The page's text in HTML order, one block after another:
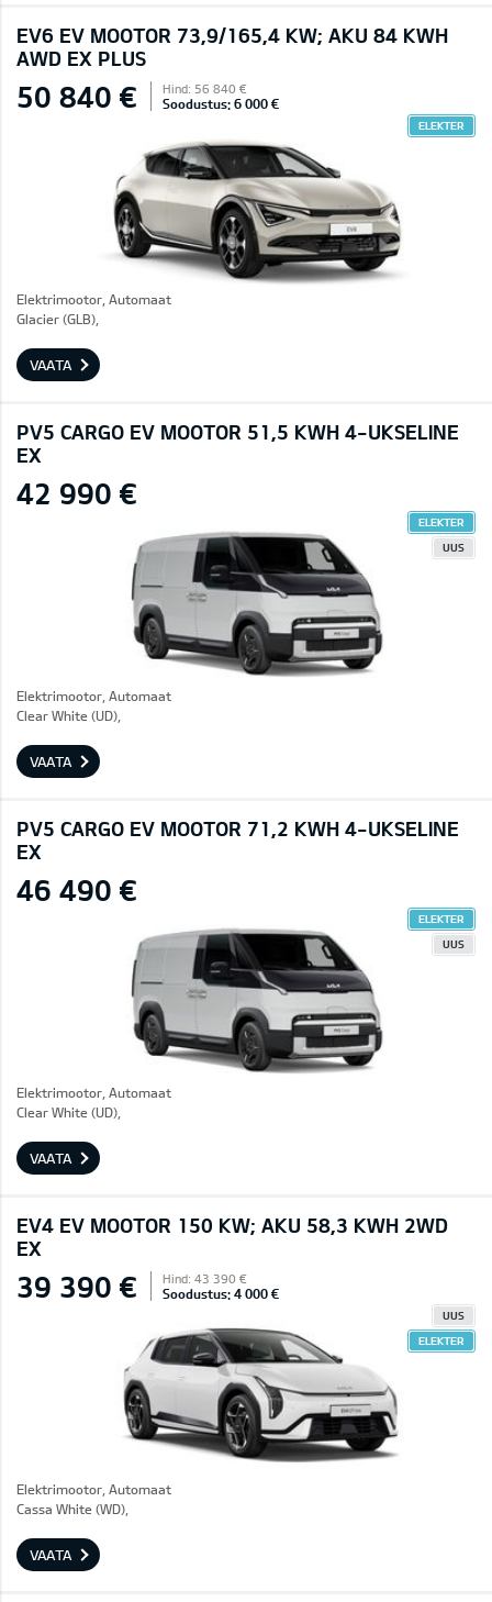
EV6 EV MOOTOR 73,9/165,4 KW; AKU 84 KWH
AWD EX PLUS
50 840 € Hind: 56 840 €
Soodustus: 6 000 €
ELEKTER
Elektrimootor, Automaat
Glacier (GLB),
VAATA
PV5 CARGO EV MOOTOR 51,5 KWH 4-UKSELINE
EX
42 990 €
ELEKTER
UUS
Elektrimootor, Automaat
Clear White (UD),
VAATA
PV5 CARGO EV MOOTOR 71,2 KWH 4-UKSELINE
EX
46 490 €
ELEKTER
UUS
Elektrimootor, Automaat
Clear White (UD),
VAATA
EV4 EV MOOTOR 150 KW; AKU 58,3 KWH 2WD
EX
39 390 € Hind: 43 390 €
Soodustus: 4 000 €
UUS
ELEKTER
Elektrimootor, Automaat
Cassa White (WD),
VAATA